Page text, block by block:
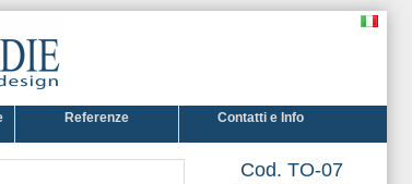
Referenze Contatti e Info
Cod. TO-07